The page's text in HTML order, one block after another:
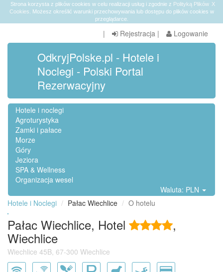
X
Strona korzysta z plików cookies w celu realizacji usług i zgodnie z Polityką Plików
Cookies . Możesz określić warunki przechowywania lub dostępu do plików cookies w
przeglądarce.
| Rejestracja | Logowanie
OdkryjPolske.pl - Hotele i
Noclegi - Polski Portal
Rezerwacyjny
Hotele i noclegi
Agroturystyka
Zamki i pałace
Morze
Góry
Jeziora
SPA & Wellness
Organizacja wesel
Waluta: PLN
Hotele i Noclegi
Pałac Wiechlice O hotelu
Pałac Wiechlice, Hotel ,
Wiechlice
Wiechlice 45B, 67-300 Wiechlice